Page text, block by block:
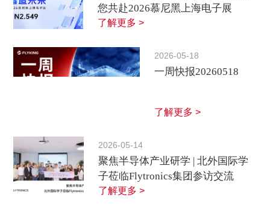
您共赴2026慕尼黑上海电子展
了解更多 >
2026-05-18
一周快报20260518
了解更多 >
2026-05-14
聚焦半导体产业研学 | 北外国际学
子莅临Flytronics集团参访交流
了解更多 >